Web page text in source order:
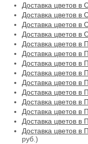
Доставка цветов в
Доставка цветов в
Доставка цветов в
Доставка цветов
Доставка цветов в
Доставка цветов в
Доставка цветов в
Доставка цветов в
Доставка цветов в
Доставка цветов в
Доставка цветов в
Доставка цветов в
Доставка цветов в
Доставка цветов в
руб.)